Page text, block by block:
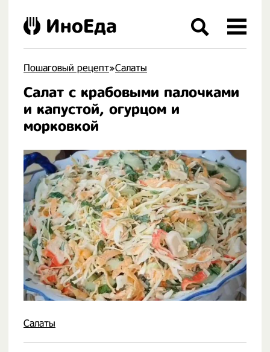
Пошаговый рецепт»Салаты
Салат с крабовыми палочками
и капустой, огурцом и
морковкой
Салаты
ИноЕда